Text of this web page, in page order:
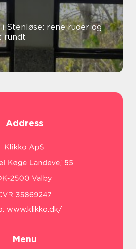
i Stenløse: rene ruder og
rundt
Address
www.klikko.dk/
Menu